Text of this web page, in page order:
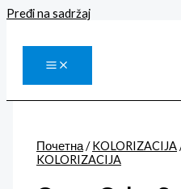
Pređi na sadržaj
Почетна/KOLORIZACIJA
KOLORIZACIJA